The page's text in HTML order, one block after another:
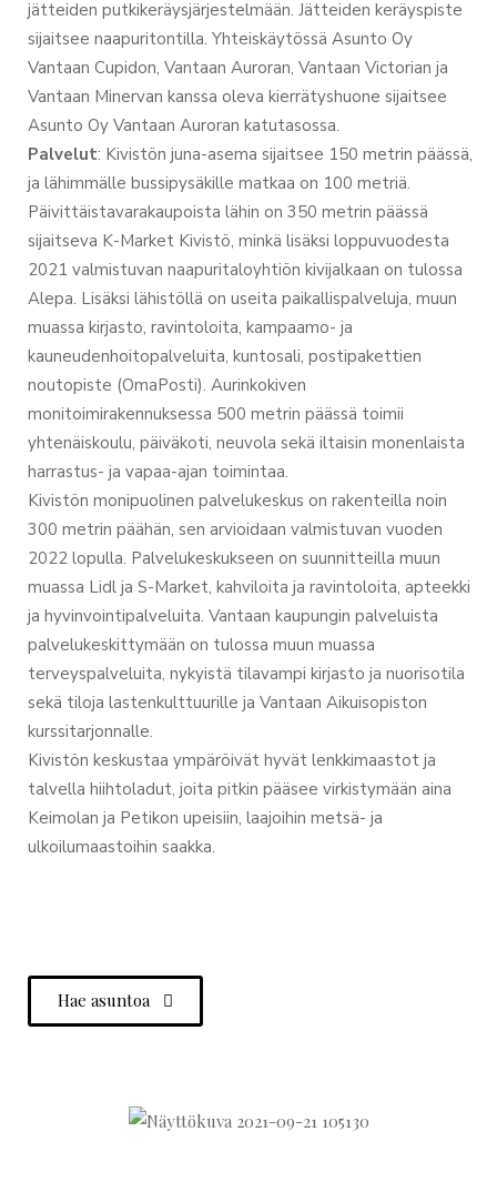
jätteiden putkikeräysjärjestelmään. Jätteiden keräyspiste
sijaitsee naapuritontilla. Yhteiskäytössä Asunto Oy
Vantaan Cupidon, Vantaan Auroran, Vantaan Victorian ja
Vantaan Minervan kanssa oleva kierrätyshuone sijaitsee
Asunto Oy Vantaan Auroran katutasossa.
Palvelut: Kivistön juna-asema sijaitsee 150 metrin päässä,
ja lähimmälle bussipysäkille matkaa on 100 metriä.
Päivittäistavarakaupoista lähin on 350 metrin päässä
sijaitseva K-Market Kivistö, minkä lisäksi loppuvuodesta
2021 valmistuvan naapuritaloyhtiön kivijalkaan on tulossa
Alepa. Lisäksi lähistöllä on useita paikallispalveluja, muun
muassa kirjasto, ravintoloita, kampaamo- ja
kauneudenhoitopalveluita, kuntosali, postipakettien
noutopiste (OmaPosti). Aurinkokiven
monitoimirakennuksessa 500 metrin päässä toimii
yhtenäiskoulu, päiväkoti, neuvola sekä iltaisin monenlaista
harrastus- ja vapaa-ajan toimintaa.
Kivistön monipuolinen palvelukeskus on rakenteilla noin
300 metrin päähän, sen arvioidaan valmistuvan vuoden
2022 lopulla. Palvelukeskukseen on suunnitteilla muun
muassa Lidl ja S-Market, kahviloita ja ravintoloita, apteekki
ja hyvinvointipalveluita. Vantaan kaupungin palveluista
palvelukeskittymään on tulossa muun muassa
terveyspalveluita, nykyistä tilavampi kirjasto ja nuorisotila
sekä tiloja lastenkulttuurille ja Vantaan Aikuisopiston
kurssitarjonnalle.
Kivistön keskustaa ympäröivät hyvät lenkkimaastot ja
talvella hiihtoladut, joita pitkin pääsee virkistymään aina
Keimolan ja Petikon upeisiin, laajoihin metsä- ja
ulkoilumaastoihin saakka.
Hae asuntoa